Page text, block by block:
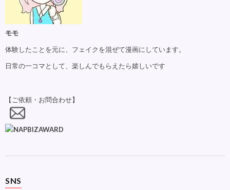
モモ
体験したことを元に、フェイクを混ぜて漫画にしています。
日常の一コマとして、楽しんでもらえたら嬉しいです
【ご依頼・お問合わせ】
SNS